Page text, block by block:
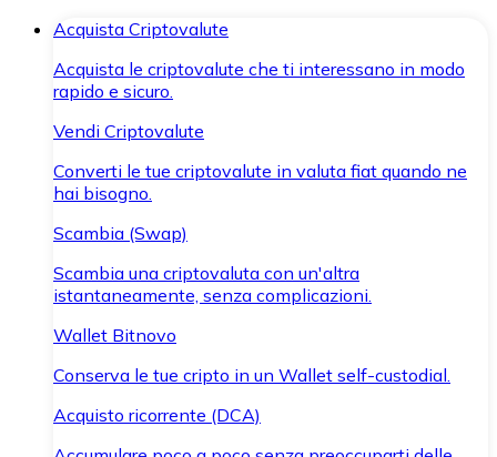
Acquista Criptovalute
Acquista le criptovalute che ti interessano in modo
rapido e sicuro.
Vendi Criptovalute
Converti le tue criptovalute in valuta fiat quando ne
hai bisogno.
Scambia (Swap)
Scambia una criptovaluta con un'altra
istantaneamente, senza complicazioni.
Wallet Bitnovo
Conserva le tue cripto in un Wallet self-custodial.
Acquisto ricorrente (DCA)